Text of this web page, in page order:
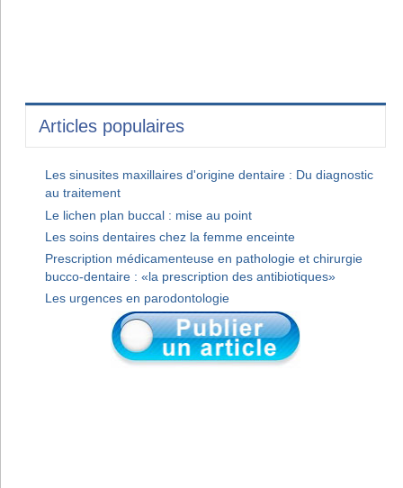
Articles populaires
Les sinusites maxillaires d'origine dentaire : Du diagnostic
au traitement
Le lichen plan buccal : mise au point
Les soins dentaires chez la femme enceinte
Prescription médicamenteuse en pathologie et chirurgie
bucco-dentaire : «la prescription des antibiotiques»
Les urgences en parodontologie